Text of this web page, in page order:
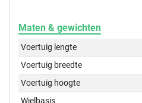
Maten & gewichten
Voertuig lengte
Voertuig breedte
Voertuig hoogte
Wielbasis